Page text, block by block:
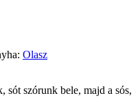
Olasz
sót szórunk bele, majd a sós,